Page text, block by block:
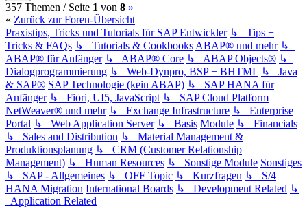
357 Themen / Seite 1 von 8 (current)
»
« Zurück zur Foren-Übersicht
Praxistips, Tricks und Tutorials für SAP Entwickler ↳ Tips +
Tricks & FAQs ↳ Tutorials & CookbooksABAP® und mehr ↳
ABAP® für Anfänger ↳ ABAP® Core ↳ ABAP Objects® ↳
Dialogprogrammierung ↳ Web-Dynpro, BSP + BHTML ↳ Java
& SAP® SAP Technologie (kein ABAP) ↳ SAP HANA für
Anfänger ↳ Fiori, UI5, JavaScript ↳ SAP Cloud Platform
NetWeaver® und mehr ↳ Exchange Infrastructure ↳ Enterprise
Portal ↳ Web Application Server ↳ Basis Module ↳ Financials
↳ Sales and Distribution ↳ Material Management &
Produktionsplanung ↳ CRM (Customer Relationship
Management) ↳ Human Resources ↳ Sonstige Module Sonstiges
↳ SAP - Allgemeines ↳ OFF Topic ↳ Kurzfragen ↳ S/4
HANA Migration International Boards ↳ Development Related ↳
Application Related